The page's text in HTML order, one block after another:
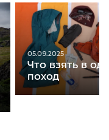
05.09.2025
Что взять в
поход